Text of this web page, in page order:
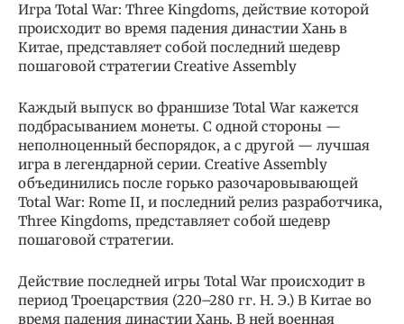
Игра Total War: Three Kingdoms, действие которой
происходит во время падения династии Хань в
Китае, представляет собой последний шедевр
пошаговой стратегии Creative Assembly
Каждый выпуск во франшизе Total War кажется
подбрасыванием монеты. С одной стороны —
неполноценный беспорядок, а с другой — лучшая
игра в легендарной серии. Creative Assembly
объединились после горько разочаровывающей
Total War: Rome II, и последний релиз разработчика,
Three Kingdoms, представляет собой шедевр
пошаговой стратегии.
Действие последней игры Total War происходит в
период Троецарствия (220–280 гг. Н. Э.) В Китае во
время падения династии Хань. В ней военная